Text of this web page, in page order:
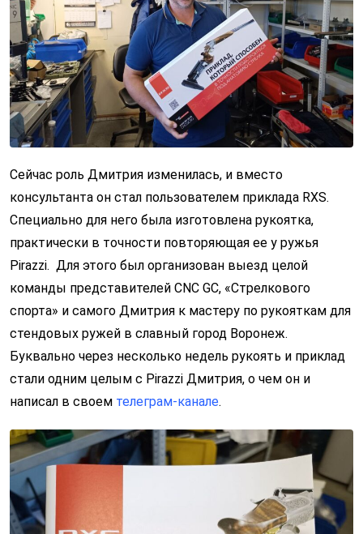
Сейчас роль Дмитрия изменилась, и вместо
консультанта он стал пользователем приклада RXS.
Специально для него была изготовлена рукоятка,
практически в точности повторяющая ее у ружья
Pirazzi. Для этого был организован выезд целой
команды представителей CNC GC, «Стрелкового
спорта» и самого Дмитрия к мастеру по рукояткам для
стендовых ружей в славный город Воронеж.
Буквально через несколько недель рукоять и приклад
стали одним целым с Pirazzi Дмитрия, о чем он и
написал в своем телеграм-канале.